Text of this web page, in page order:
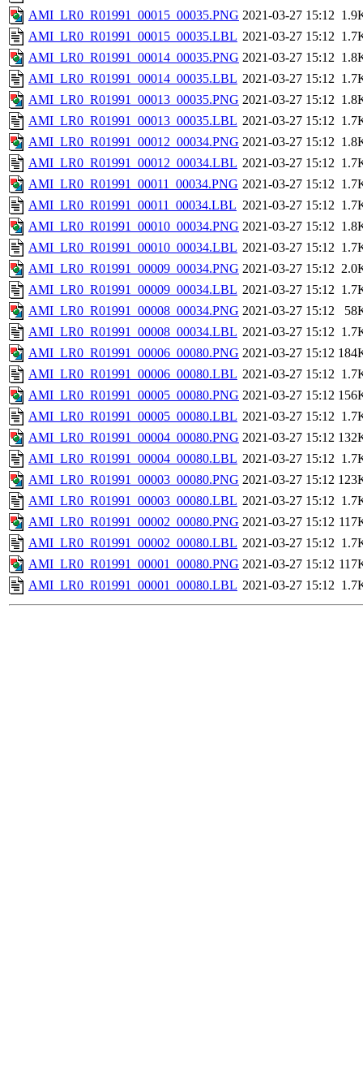
AMI_LR0_R01991_00015_00035.PNG 2021-03-27 15:12
AMI_LR0_R01991_00015_00035.LBL 2021-03-27 15:12
AMI_LR0_R01991_00014_00035.PNG 2021-03-27 15:12
AMI_LR0_R01991_00014_00035.LBL 2021-03-27 15:12
AMI_LR0_R01991_00013_00035.PNG 2021-03-27 15:12
AMI_LR0_R01991_00013_00035.LBL 2021-03-27 15:12
AMI_LR0_R01991_00012_00034.PNG 2021-03-27 15:12
AMI_LR0_R01991_00012_00034.LBL 2021-03-27 15:12
AMI_LR0_R01991_00011_00034.PNG 2021-03-27 15:12
AMI_LR0_R01991_00011_00034.LBL 2021-03-27 15:12
AMI_LR0_R01991_00010_00034.PNG 2021-03-27 15:12
AMI_LR0_R01991_00010_00034.LBL 2021-03-27 15:12
AMI_LR0_R01991_00009_00034.PNG 2021-03-27 15:12
AMI_LR0_R01991_00009_00034.LBL 2021-03-27 15:12
AMI_LR0_R01991_00008_00034.PNG 2021-03-27 15:12
AMI_LR0_R01991_00008_00034.LBL 2021-03-27 15:12
AMI_LR0_R01991_00006_00080.PNG 2021-03-27 15:12
AMI_LR0_R01991_00006_00080.LBL 2021-03-27 15:12
AMI_LR0_R01991_00005_00080.PNG 2021-03-27 15:12
AMI_LR0_R01991_00005_00080.LBL 2021-03-27 15:12
AMI_LR0_R01991_00004_00080.PNG 2021-03-27 15:12
AMI_LR0_R01991_00004_00080.LBL 2021-03-27 15:12
AMI_LR0_R01991_00003_00080.PNG 2021-03-27 15:12
AMI_LR0_R01991_00003_00080.LBL 2021-03-27 15:12
AMI_LR0_R01991_00002_00080.PNG 2021-03-27 15:12
AMI_LR0_R01991_00002_00080.LBL 2021-03-27 15:12
AMI_LR0_R01991_00001_00080.PNG 2021-03-27 15:12
AMI_LR0_R01991_00001_00080.LBL 2021-03-27 15:12